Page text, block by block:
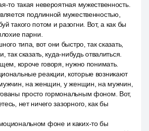
то такая невероятная мужественность.
подлинной мужественностью,
такого потом и разогни. Вот, а как бы
парни.
типа, вот они быстро, так сказать,
так сказать, куда-нибудь отвалиться.
короче говоря, нужно понимать.
реакции, которые возникают
на женщин, у женщин, на мужчин,
просто гормональным фоном. Вот,
нет ничего зазорного, как бы
фоне и каких-то бы